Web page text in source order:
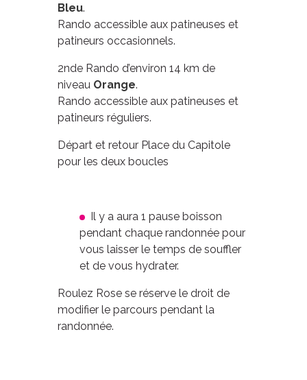
Bleu.
Rando accessible aux patineuses et
patineurs occasionnels.
2nde Rando d’environ 14 km de
niveau Orange.
Rando accessible aux patineuses et
patineurs réguliers.
Départ et retour Place du Capitole
pour les deux boucles
Il y a aura 1 pause boisson
pendant chaque randonnée pour
vous laisser le temps de souffler
et de vous hydrater.
Roulez Rose se réserve le droit de
modifier le parcours pendant la
randonnée.